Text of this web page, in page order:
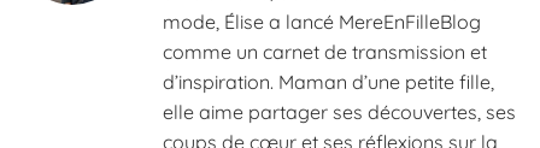
mode, Élise a lancé MereEnFilleBlog
comme un carnet de transmission et
d’inspiration. Maman d’une petite fille,
elle aime partager ses découvertes, ses
coups de cœur et ses réflexions sur la